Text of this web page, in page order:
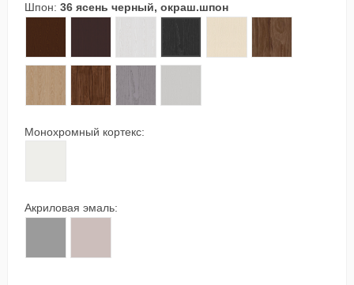
Шпон: 36 ясень черный, окраш.шпон
91 дуб классический, браш. шпон
138 орех натуральный, натур. шпон
Монохромный кортекс:
Акриловая эмаль: